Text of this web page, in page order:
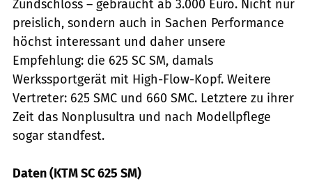
Zündschloss – gebraucht ab 3.000 Euro. Nicht nur
preislich, sondern auch in Sachen Performance
höchst interessant und daher unsere
Empfehlung: die 625 SC SM, damals
Werkssportgerät mit High-Flow-Kopf. Weitere
Vertreter: 625 SMC und 660 SMC. Letztere zu ihrer
Zeit das Nonplusultra und nach Modellpflege
sogar standfest.
Daten (KTM SC 625 SM)